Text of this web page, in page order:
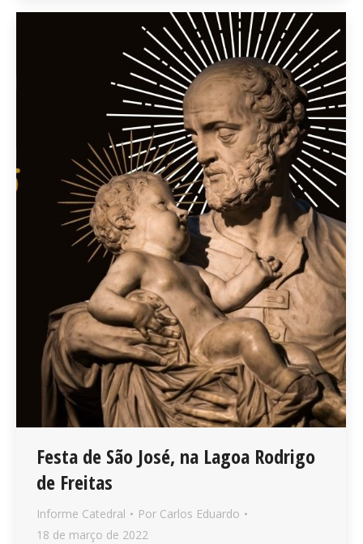
Festa de São José, na Lagoa Rodrigo
de Freitas
Informe Catedral Por Carlos Eduardo
18 de março de 2022